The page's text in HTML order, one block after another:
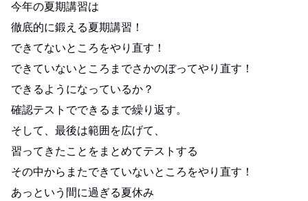
今年の夏期講習は
徹底的に鍛える夏期講習！
できてないところをやり直す！
できていないところまでさかのぼってやり直す！
できるようになっているか？
確認テストでできるまで繰り返す。
そして、最後は範囲を広げて、
習ってきたことをまとめてテストする
その中からまたできていないところをやり直す！
あっという間に過ぎる夏休み